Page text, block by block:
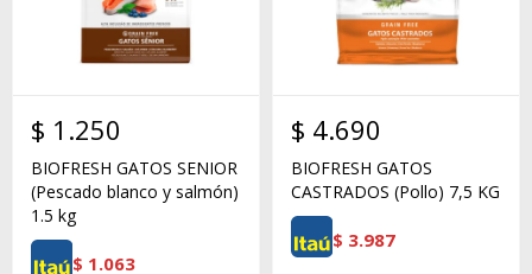
$ 1.250
BIOFRESH GATOS SENIOR
(Pescado blanco y salmón)
1.5 kg
$ 1.063
$ 4.690
BIOFRESH GATOS
CASTRADOS (Pollo) 7,5 KG
$ 3.987